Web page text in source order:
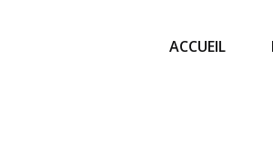
ACCUEIL